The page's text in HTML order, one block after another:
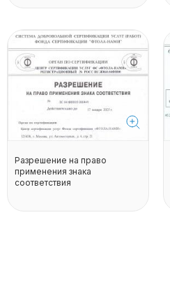
Разрешение на право
применения знака
соответствия